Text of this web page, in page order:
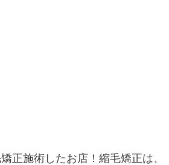
正施術したお店！縮毛矯正は、